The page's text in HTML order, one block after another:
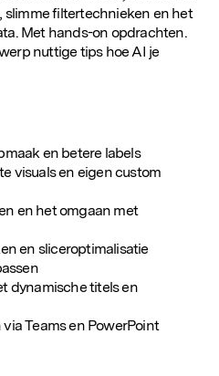
slimme filtertechnieken en het
Met hands-on opdrachten.
nuttige tips hoe AI je
en betere labels
visuals en eigen custom
en het omgaan met
en sliceroptimalisatie
dynamische titels en
Teams en PowerPoint